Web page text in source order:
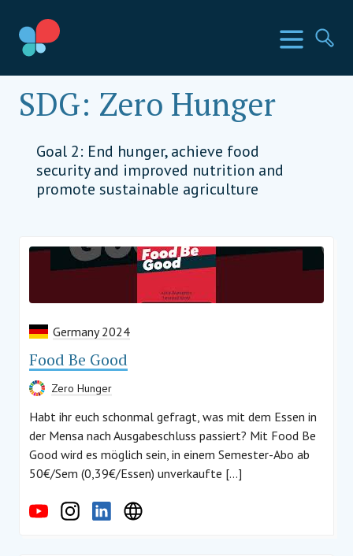
zum
Inhalt
Menü
SIA Länder
SDG: Zero Hunger
Goal 2: End hunger, achieve food
security and improved nutrition and
promote sustainable agriculture
Germany 2024
Food Be Good
Zero Hunger
Habt ihr euch schonmal gefragt, was mit dem Essen in
der Mensa nach Ausgabeschluss passiert? Mit Food Be
Good wird es möglich sein, in einem Semester-Abo ab
50€/Sem (0,39€/Essen) unverkaufte […]